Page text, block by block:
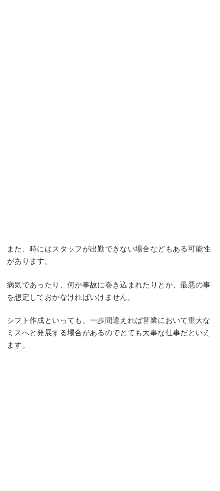
また、時にはスタッフが出勤できない場合などもある可能性
があります。
病気であったり、何か事故に巻き込まれたりとか、最悪の事
を想定しておかなければいけません。
シフト作成といっても、一歩間違えれば営業において重大な
ミスへと発展する場合があるのでとても大事な仕事だといえ
ます。